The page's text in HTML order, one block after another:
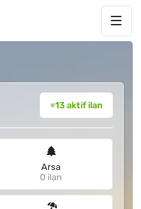
13 aktif ilan
Arsa
0 ilan